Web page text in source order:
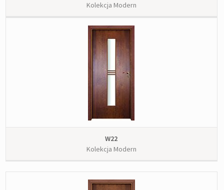
Kolekcja Modern
W22
Kolekcja Modern